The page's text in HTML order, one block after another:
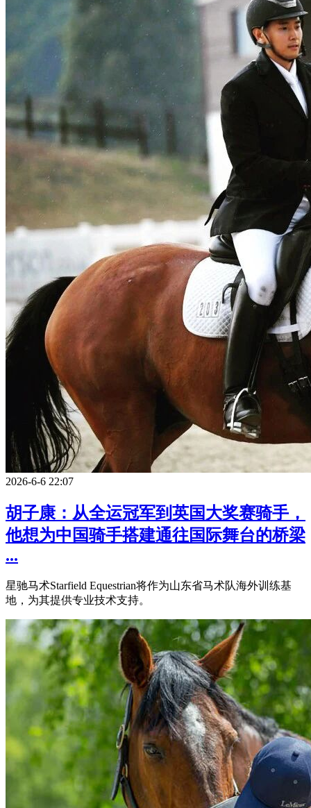
2026-6-6 22:07
胡子康：从全运冠军到英国大奖赛骑手，
他想为中国骑手搭建通往国际舞台的桥梁
...
星驰马术Starfield Equestrian将作为山东省马术队海外训练基
地，为其提供专业技术支持。